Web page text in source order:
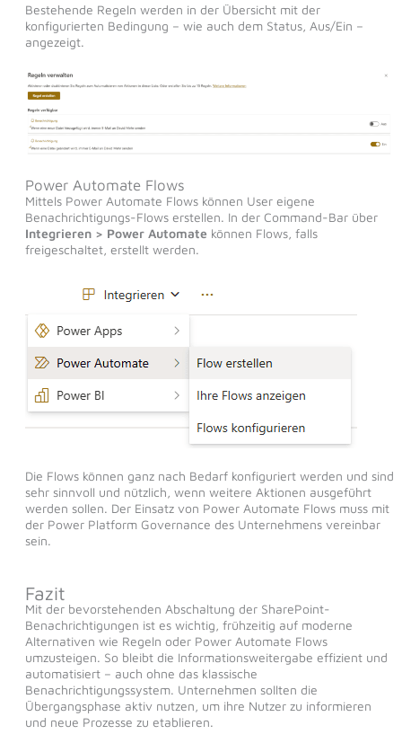
Bestehende Regeln werden in der Übersicht mit der
konfigurierten Bedingung – wie auch dem Status, Aus/Ein –
angezeigt.
Power Automate Flows
Mittels Power Automate Flows können User eigene
Benachrichtigungs-Flows erstellen. In der Command-Bar über
Integrieren > Power Automate können Flows, falls
freigeschaltet, erstellt werden.
Die Flows können ganz nach Bedarf konfiguriert werden und sind
sehr sinnvoll und nützlich, wenn weitere Aktionen ausgeführt
werden sollen. Der Einsatz von Power Automate Flows muss mit
der Power Platform Governance des Unternehmens vereinbar
sein.
Fazit
Mit der bevorstehenden Abschaltung der SharePoint-
Benachrichtigungen ist es wichtig, frühzeitig auf moderne
Alternativen wie Regeln oder Power Automate Flows
umzusteigen. So bleibt die Informationsweitergabe effizient und
automatisiert – auch ohne das klassische
Benachrichtigungssystem. Unternehmen sollten die
Übergangsphase aktiv nutzen, um ihre Nutzer zu informieren
und neue Prozesse zu etablieren.